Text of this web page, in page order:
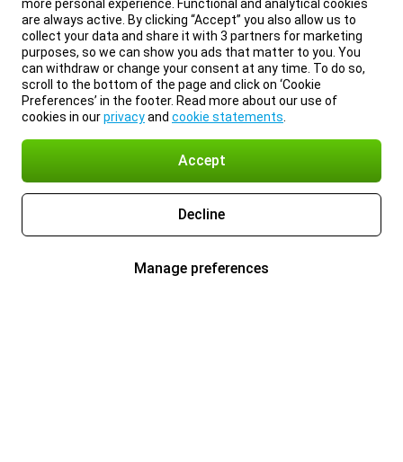
more personal experience. Functional and analytical cookies
are always active. By clicking “Accept” you also allow us to
collect your data and share it with 3 partners for marketing
purposes, so we can show you ads that matter to you. You
can withdraw or change your consent at any time. To do so,
scroll to the bottom of the page and click on ‘Cookie
Preferences’ in the footer. Read more about our use of
cookies in ourprivacyand cookie statements
Accept
Decline
Manage preferences